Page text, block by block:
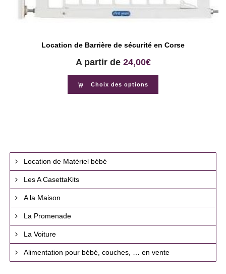
Location de Barrière de sécurité en Corse
A partir de 24,00€
Choix des options
Location de Matériel bébé
Les A CasettaKits
A la Maison
La Promenade
La Voiture
Alimentation pour bébé, couches, … en vente